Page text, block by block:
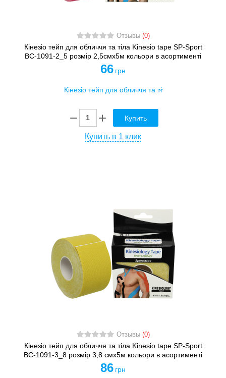
Отзывы (0)
Кінезіо тейп для обличчя та тіла Kinesio tape SP-Sport
BC-1091-2_5 розмір 2,5смх5м кольори в асортименті
66 грн
Купить
Купить в 1 клик
Отзывы (0)
Кінезіо тейп для обличчя та тіла Kinesio tape SP-Sport
BC-1091-3_8 розмір 3,8 смх5м кольори в асортименті
86 грн